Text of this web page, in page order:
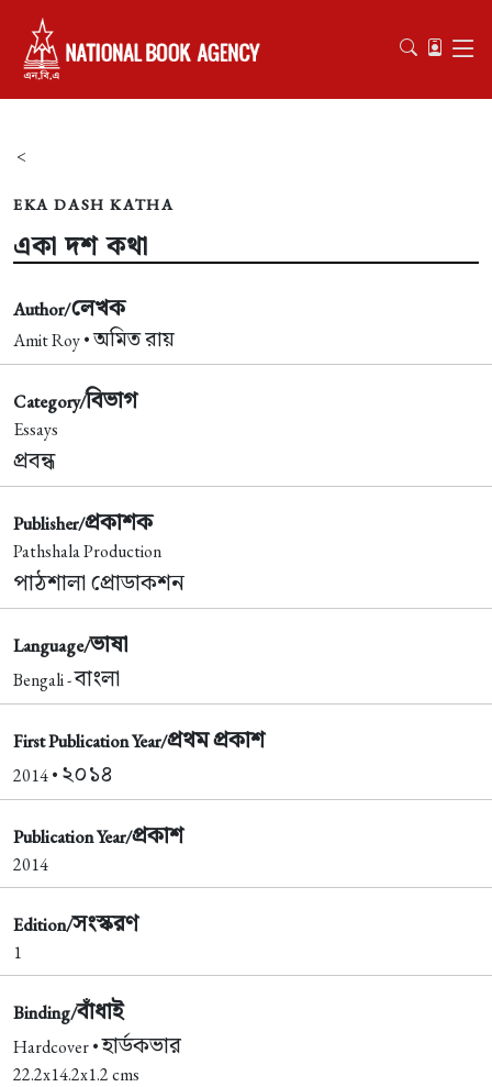
<
EKA DASH KATHA
একা দশ কথা
Author/লেখক
Amit Roy •অমিত রায়
Category/বিভাগ
Essays
প্রবন্ধ
Publisher/প্রকাশক
Pathshala Production
পাঠশালা প্রোডাকশন
Language/ভাষা
Bengali -বাংলা
First Publication Year/প্রথম প্রকাশ
2014 • ২০১৪
Publication Year/প্রকাশ
2014
Edition/সংস্করণ
1
Binding/বাঁধাই
Hardcover •হার্ডকভার
22.2x14.2x1.2 cms